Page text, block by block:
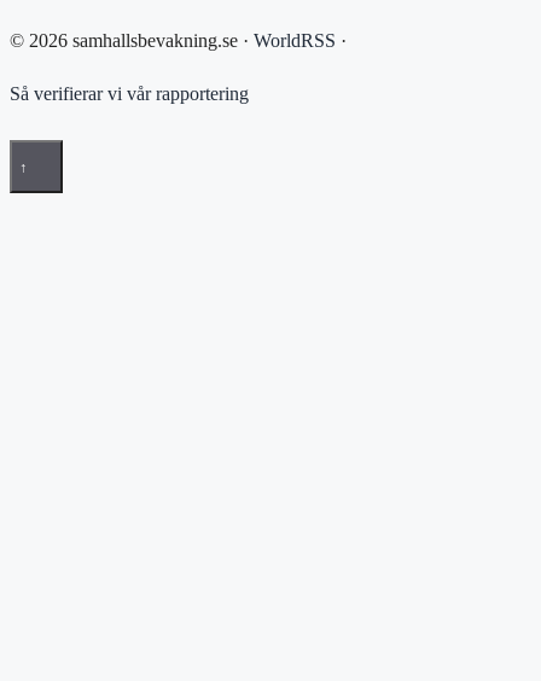
© 2026 samhallsbevakning.se · WorldRSS ·
Så verifierar vi vår rapportering
↑